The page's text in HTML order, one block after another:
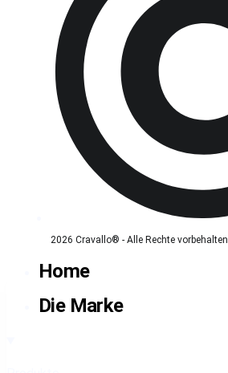
2026 Cravallo® - Alle Rechte vorbehalten
Home
Die Marke